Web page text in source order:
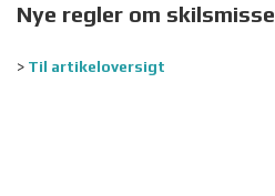
Nye regler om skilsmisse
> Til artikeloversigt